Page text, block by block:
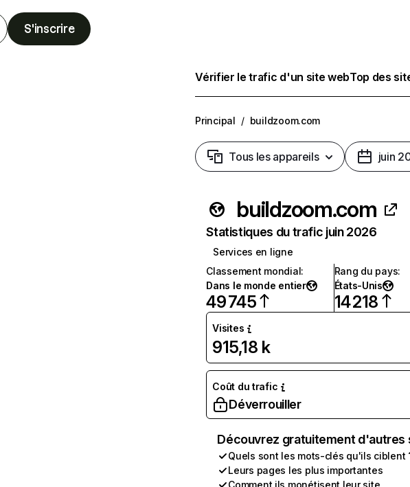
S'inscrire
Vérifier le trafic d'un site webTop des
Principal / buildzoom.com
Tous les appareils juin
buildzoom.com
Statistiques du trafic juin 2026
Services en ligne
Classement mondial:
Dans le monde entier
49 745
Rang du pays:
États-Unis
14 218
Visites
915,18 k
Coût du trafic
Déverrouiller
Découvrez gratuitement
Quels sont les mots-clés qu'ils ciblent
Leurs pages les plus importantes
Comment ils monétisent leur site